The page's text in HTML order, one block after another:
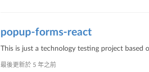
popup-forms-react
This is just a technology testing project based
最後更新於 5 年之前